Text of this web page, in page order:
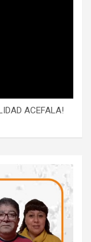
ACEFALA!